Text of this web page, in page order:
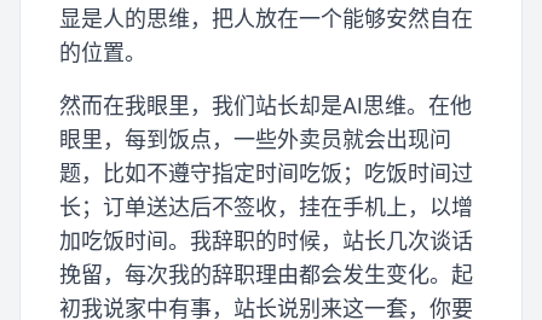
显是人的思维，把人放在一个能够安然自在
的位置。
然而在我眼里，我们站长却是AI思维。在他
眼里，每到饭点，一些外卖员就会出现问
题，比如不遵守指定时间吃饭；吃饭时间过
长；订单送达后不签收，挂在手机上，以增
加吃饭时间。我辞职的时候，站长几次谈话
挽留，每次我的辞职理由都会发生变化。起
初我说家中有事，站长说别来这一套，你要